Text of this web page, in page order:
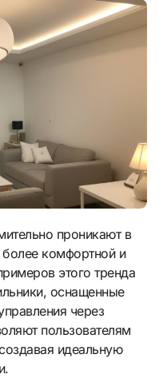
комфортной и
этого тренда
оснащенные
через
пользователям
идеальную